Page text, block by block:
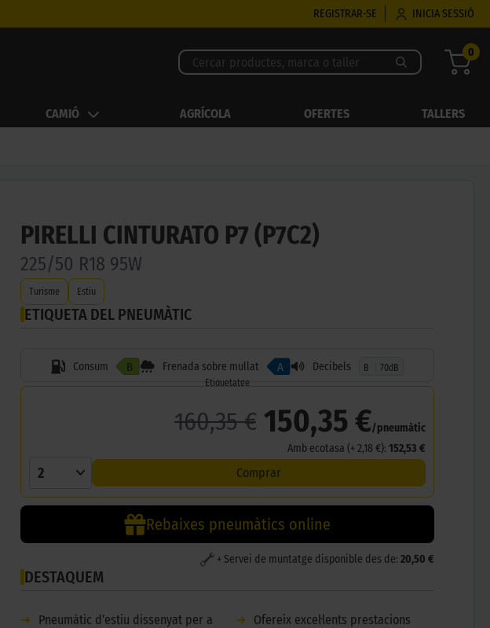
REGISTRAR-SE INICIA SESSIÓ
0
CAMIÓ AGRÍCOLA OFERTES TALLERS
PIRELLI CINTURATO P7 (P7C2)
225/50 R18 95W
Turisme Estiu
ETIQUETA DEL PNEUMÀTIC
Consum B Frenada sobre mullat A Decibels B
70dB
Etiquetatge
160,35 € 150,35 €/pneumàtic
Amb ecotasa (+ 2,18 €): 152,53 €
2 Comprar
Rebaixes pneumàtics online
+ Servei de muntatge disponible des de: 20,50 €
DESTAQUEM
➜
Pneumàtic d’estiu dissenyat per a
➜
Ofereix excel·lents prestacions